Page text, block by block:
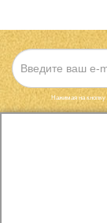
Нажимая на кнопку